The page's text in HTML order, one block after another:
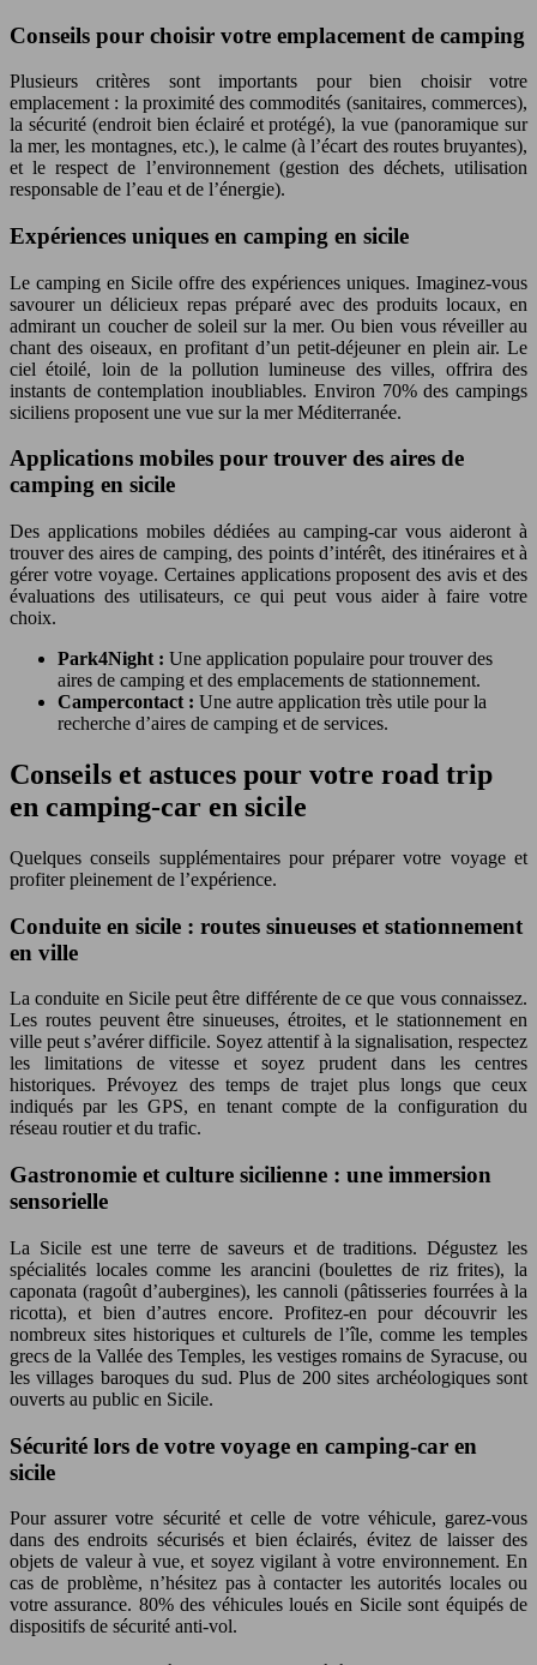
Conseils pour choisir votre emplacement de camping
Plusieurs critères sont importants pour bien choisir votre
emplacement : la proximité des commodités (sanitaires, commerces),
la sécurité (endroit bien éclairé et protégé), la vue (panoramique sur
la mer, les montagnes, etc.), le calme (à l’écart des routes bruyantes),
et le respect de l’environnement (gestion des déchets, utilisation
responsable de l’eau et de l’énergie).
Expériences uniques en camping en sicile
Le camping en Sicile offre des expériences uniques. Imaginez-vous
savourer un délicieux repas préparé avec des produits locaux, en
admirant un coucher de soleil sur la mer. Ou bien vous réveiller au
chant des oiseaux, en profitant d’un petit-déjeuner en plein air. Le
ciel étoilé, loin de la pollution lumineuse des villes, offrira des
instants de contemplation inoubliables. Environ 70% des campings
siciliens proposent une vue sur la mer Méditerranée.
Applications mobiles pour trouver des aires de
camping en sicile
Des applications mobiles dédiées au camping-car vous aideront à
trouver des aires de camping, des points d’intérêt, des itinéraires et à
gérer votre voyage. Certaines applications proposent des avis et des
évaluations des utilisateurs, ce qui peut vous aider à faire votre
choix.
Park4Night : Une application populaire pour trouver des
aires de camping et des emplacements de stationnement.
Campercontact : Une autre application très utile pour la
recherche d’aires de camping et de services.
Conseils et astuces pour votre road trip
en camping-car en sicile
Quelques conseils supplémentaires pour préparer votre voyage et
profiter pleinement de l’expérience.
Conduite en sicile : routes sinueuses et stationnement
en ville
La conduite en Sicile peut être différente de ce que vous connaissez.
Les routes peuvent être sinueuses, étroites, et le stationnement en
ville peut s’avérer difficile. Soyez attentif à la signalisation, respectez
les limitations de vitesse et soyez prudent dans les centres
historiques. Prévoyez des temps de trajet plus longs que ceux
indiqués par les GPS, en tenant compte de la configuration du
réseau routier et du trafic.
Gastronomie et culture sicilienne : une immersion
sensorielle
La Sicile est une terre de saveurs et de traditions. Dégustez les
spécialités locales comme les arancini (boulettes de riz frites), la
caponata (ragoût d’aubergines), les cannoli (pâtisseries fourrées à la
ricotta), et bien d’autres encore. Profitez-en pour découvrir les
nombreux sites historiques et culturels de l’île, comme les temples
grecs de la Vallée des Temples, les vestiges romains de Syracuse, ou
les villages baroques du sud. Plus de 200 sites archéologiques sont
ouverts au public en Sicile.
Sécurité lors de votre voyage en camping-car en
sicile
Pour assurer votre sécurité et celle de votre véhicule, garez-vous
dans des endroits sécurisés et bien éclairés, évitez de laisser des
objets de valeur à vue, et soyez vigilant à votre environnement. En
cas de problème, n’hésitez pas à contacter les autorités locales ou
votre assurance. 80% des véhicules loués en Sicile sont équipés de
dispositifs de sécurité anti-vol.